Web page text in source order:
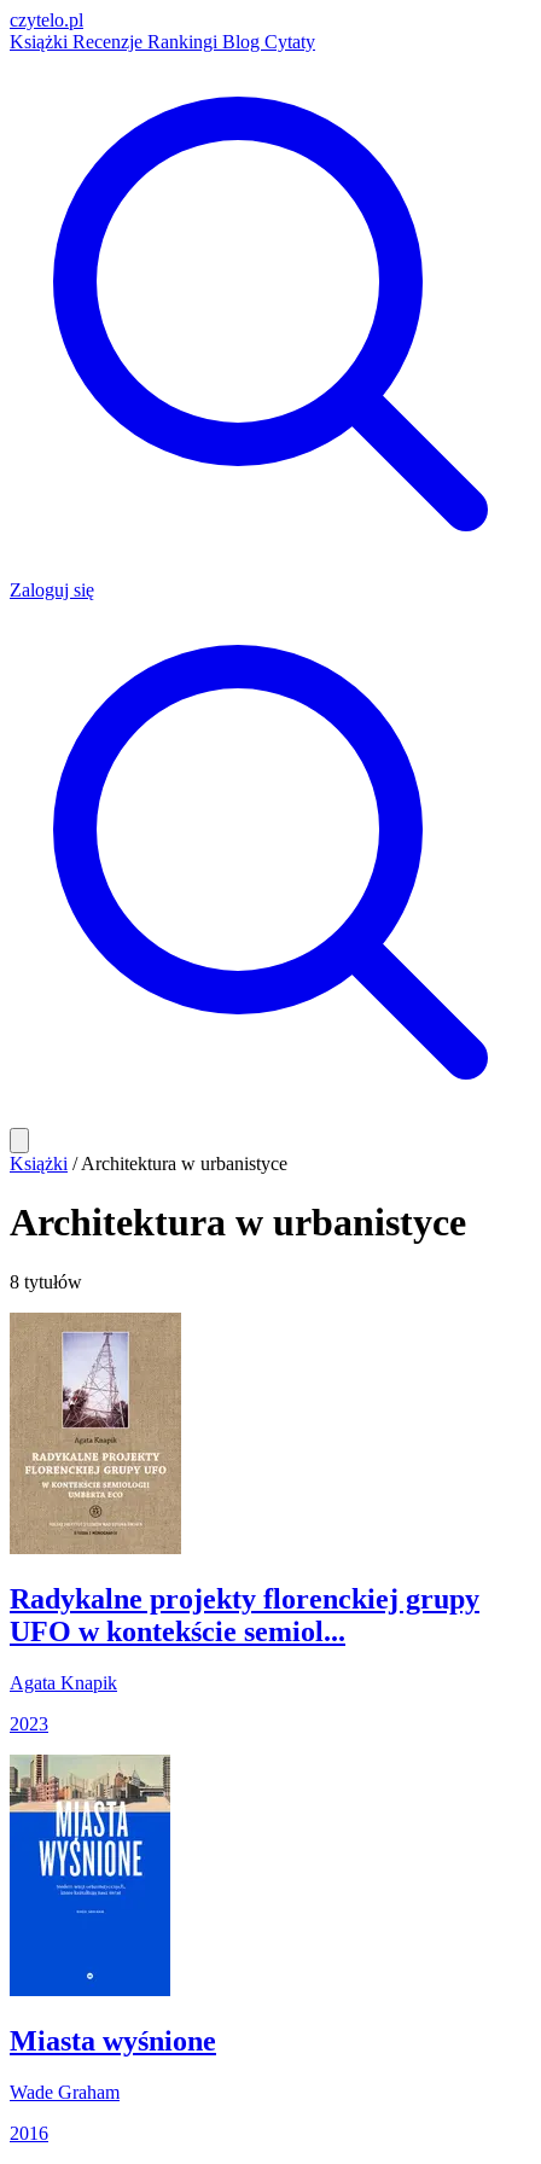
czytelo.pl
Książki Recenzje Rankingi Blog Cytaty
Zaloguj się
Książki / Architektura w urbanistyce
Architektura w urbanistyce
8 tytułów
Radykalne projekty florenckiej grupy
UFO w kontekście semiol...
Agata Knapik
2023
Miasta wyśnione
Wade Graham
2016